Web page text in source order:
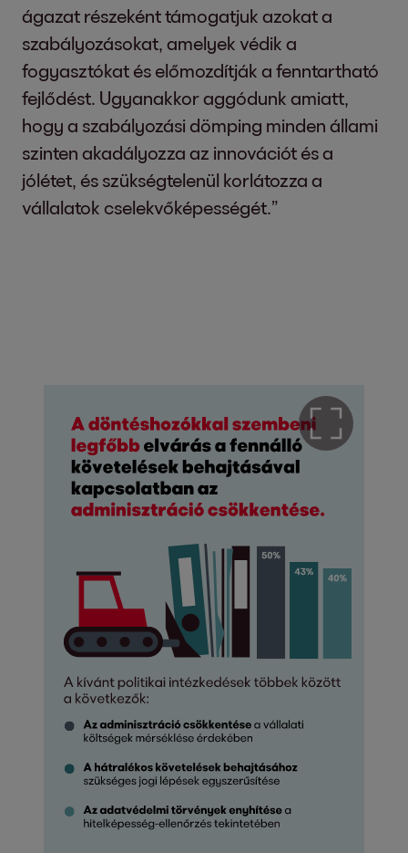
ágazat részeként támogatjuk azokat a
szabályozásokat, amelyek védik a
fogyasztókat és előmozdítják a fenntartható
fejlődést. Ugyanakkor aggódunk amiatt,
hogy a szabályozási dömping minden állami
szinten akadályozza az innovációt és a
jólétet, és szükségtelenül korlátozza a
vállalatok cselekvőképességét.”